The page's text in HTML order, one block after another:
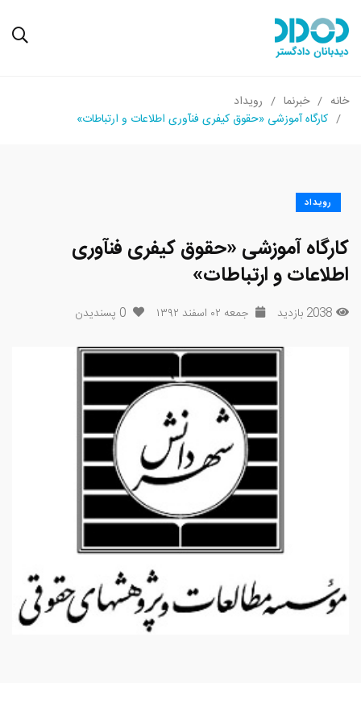
خانه خبرنما
رویداد
کارگاه آموزشی «حقوق کیفری فنآوری اطلاعات و ارتباطات»
رویداد
کارگاه آموزشی «حقوق کیفری فنآوری
اطلاعات و ارتباطات»
2038 بازدید جمعه ۰۲ اسفند ۱۳۹۲ 0 پسندیدن